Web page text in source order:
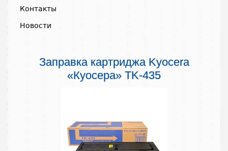
Контакты
Новости
Заправка картриджа Kyocera
«Куосера» TK-435